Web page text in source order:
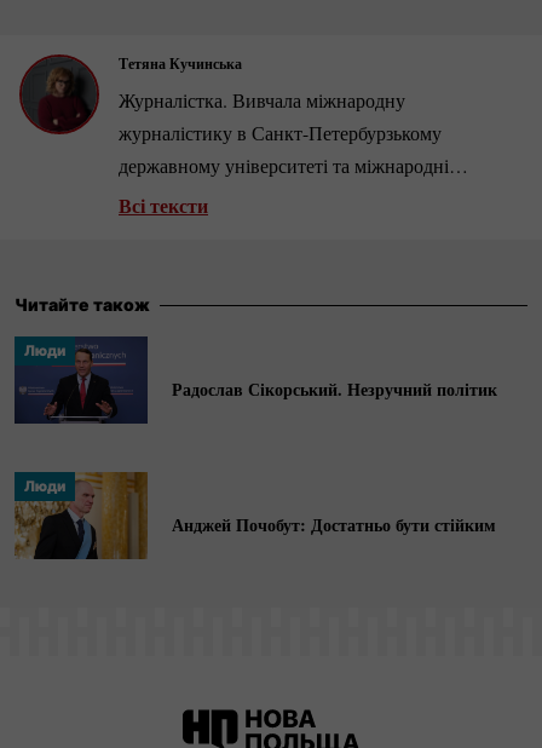
Тетяна Кучинська
Журналістка. Вивчала міжнародну
журналістику в Санкт-Петербурзькому
державному університеті та міжнародні
відносини в Академії фінансів і бізнесу Vistula.
Tut.by.
Всі тексти
Читайте також
Люди
Радослав Сікорський. Незручний політик
Люди
Анджей Почобут: Достатньо бути стійким